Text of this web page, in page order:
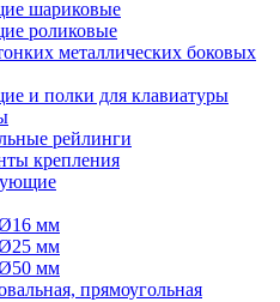
шариковые
роликовые
металлических боковых
и полки для клавиатуры
рейлинги
крепления
мм
мм
мм
прямоугольная